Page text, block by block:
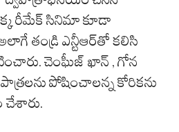
రీమేక్ సినిమా కూడా
తండ్రి ఎన్టీఆర్‌తో కలిసి
చెంఘీజ్ ఖాన్ , గోన
పాత్రలను పోషించాలన్న కోరికను
చేశారు.